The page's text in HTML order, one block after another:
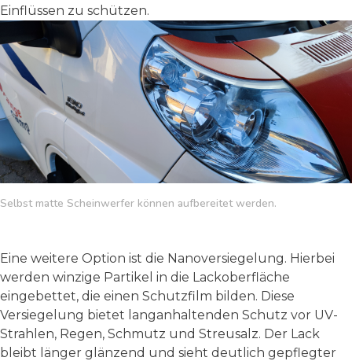
Einflüssen zu schützen.
Selbst matte Scheinwerfer können aufbereitet werden.
Eine weitere Option ist die Nanoversiegelung. Hierbei
werden winzige Partikel in die Lackoberfläche
eingebettet, die einen Schutzfilm bilden. Diese
Versiegelung bietet langanhaltenden Schutz vor UV-
Strahlen, Regen, Schmutz und Streusalz. Der Lack
bleibt länger glänzend und sieht deutlich gepflegter